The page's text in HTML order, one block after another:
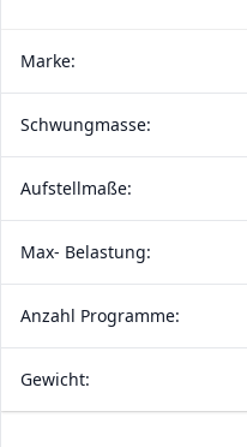
Marke:
Schwungmasse:
Aufstellmaße:
Max- Belastung:
Anzahl Programme:
Gewicht: